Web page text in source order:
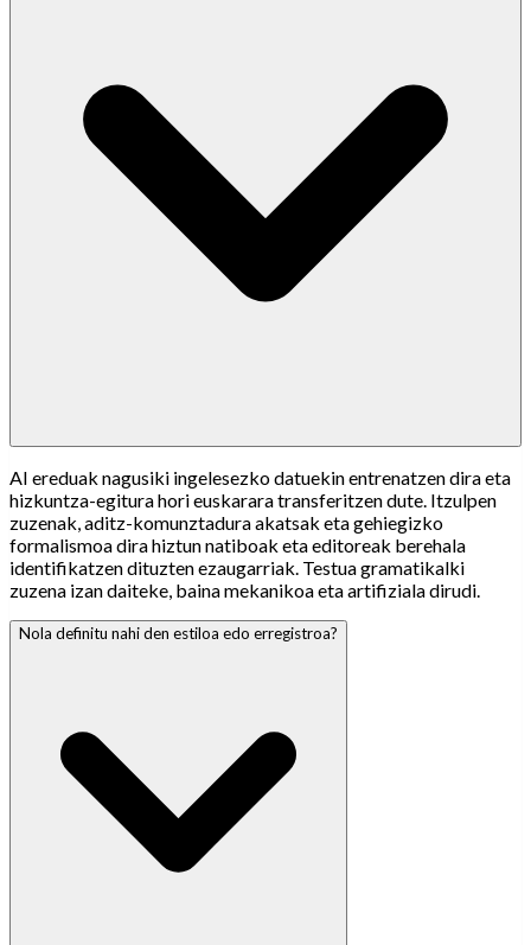
AI ereduak nagusiki ingelesezko datuekin entrenatzen dira eta
hizkuntza-egitura hori euskarara transferitzen dute. Itzulpen
zuzenak, aditz-komunztadura akatsak eta gehiegizko
formalismoa dira hiztun natiboak eta editoreak berehala
identifikatzen dituzten ezaugarriak. Testua gramatikalki
zuzena izan daiteke, baina mekanikoa eta artifiziala dirudi.
Nola definitu nahi den estiloa edo erregistroa?